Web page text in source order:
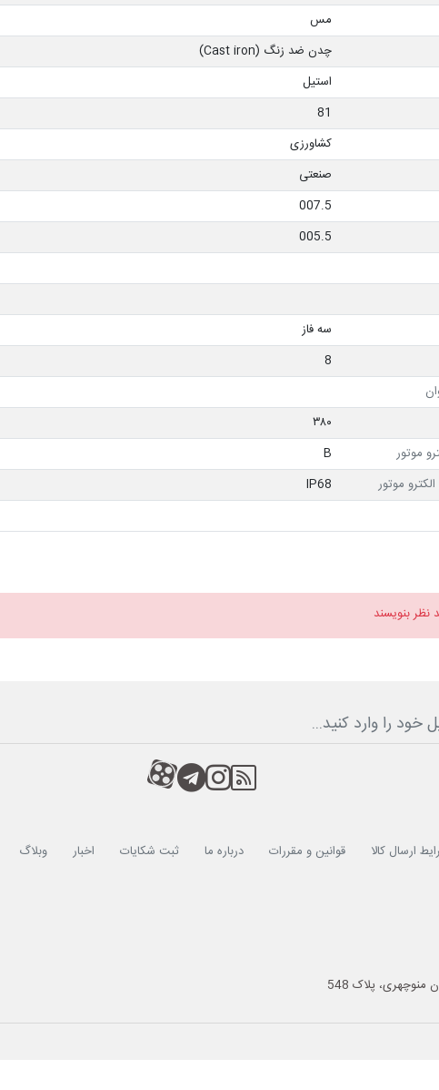
مس
چدن ضد زنگ (Cast iron)
استیل
81
کشاورزی
صنعتی
007.5
005.5
سه فاز
8
۳۸۰
موتور
B
موتور
IP68
نظر بنویسند
RSS
کانال آپارات
کانال تلگرام
کانال آپارات
ارسال کالا قوانین و مقررات درباره ما ثبت شکایات اخبار وبلاگ
پلاک 548